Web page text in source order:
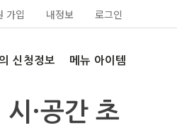
가입 내정보 로그인
신청정보 메뉴 아이템
·공간 초